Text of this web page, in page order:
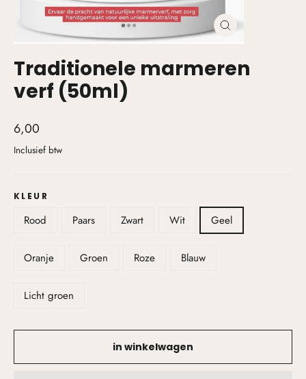
Traditionele marmeren
verf (50ml)
6,00
Inclusief btw
KLEUR
Rood Paars Zwart Wit Geel
Oranje Groen Roze Blauw
Licht groen
in winkelwagen